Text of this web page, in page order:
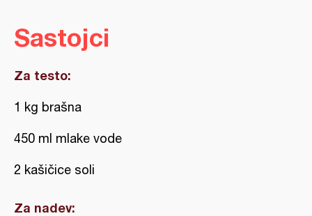
Sastojci
Za testo:
1 kg brašna
450 ml mlake vode
2 kašičice soli
Za nadev: